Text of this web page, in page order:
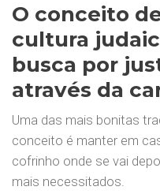
O conceito
cultura
busca por
através da
Uma das mais bonitas
conceito é manter em
cofrinho onde se vai
mais necessitados.